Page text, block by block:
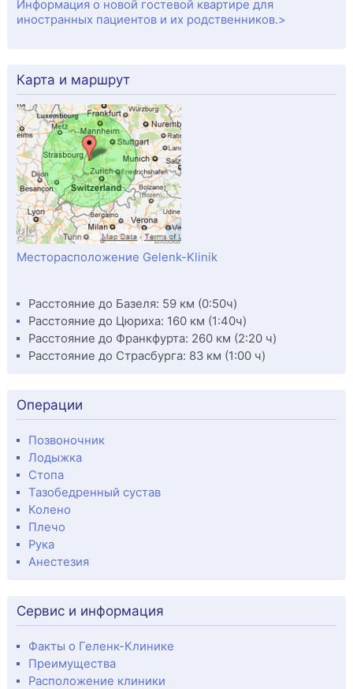
Информация о новой гостевой квартире для
иностранных пациентов и их родственников.>
Карта и маршрут
Месторасположение Gelenk-Klinik
Расстояние до Базеля: 59 км (0:50ч)
Расстояние до Цюриха: 160 км (1:40ч)
Расстояние до Франкфурта: 260 км (2:20 ч)
Расстояние до Страсбурга: 83 км (1:00 ч)
Операции
Позвоночник
Лодыжка
Стопа
Тазобедренный сустав
Колено
Плечо
Рука
Анестезия
Сервис и информация
Факты о Геленк-Клинике
Преимущества
Расположение клиники